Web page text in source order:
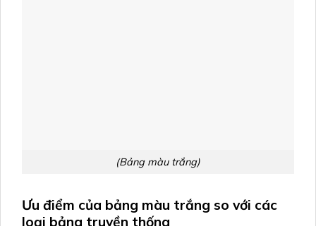
(Bảng màu trắng)
Ưu điểm của bảng màu trắng so với các
loại bảng truyền thống